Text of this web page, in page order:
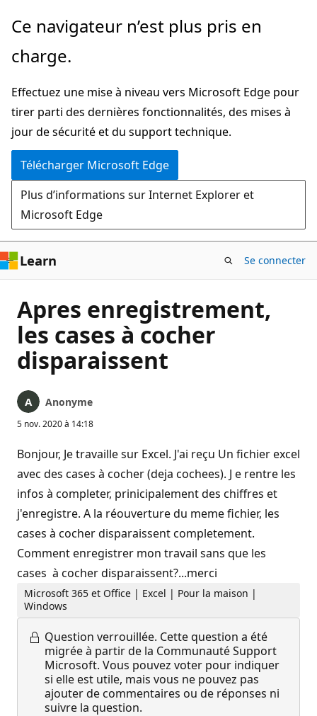
Passer
directement
au
principal
Ce navigateur n’est plus pris en
charge.
Effectuez une mise à niveau vers Microsoft Edge pour
tirer parti des dernières fonctionnalités, des mises à
jour de sécurité et du support technique.
Télécharger Microsoft Edge
Plus d’informations sur Internet Explorer et
Microsoft Edge
Learn Se connecter
Apres enregistrement,
les cases à cocher
disparaissent
Anonyme
5 nov. 2020 à 14:18
Bonjour, Je travaille sur Excel. J'ai reçu Un fichier excel
avec des cases à cocher (deja cochees). J e rentre les
infos à completer, prinicipalement des chiffres et
j'enregistre. A la réouverture du meme fichier, les
cases à cocher disparaissent completement.
Comment enregistrer mon travail sans que les
cases à cocher disparaissent?...merci
Microsoft 365 et Office | Excel | Pour la maison |
Windows
Question verrouillée. Cette question a été
migrée à partir de la Communauté Support
Microsoft. Vous pouvez voter pour indiquer
si elle est utile, mais vous ne pouvez pas
ajouter de commentaires ou de réponses ni
suivre la question.